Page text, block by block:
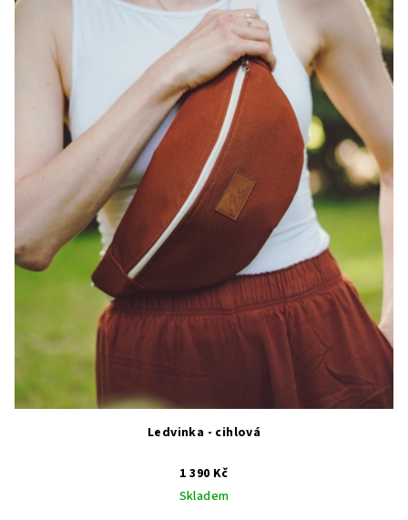
Ledvinka - cihlová
1 390 Kč
Skladem